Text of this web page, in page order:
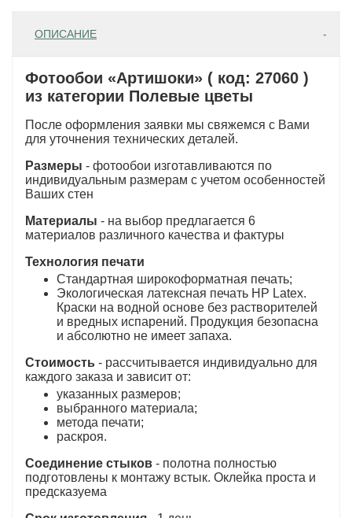
ОПИСАНИЕ
Фотообои «Артишоки» ( код: 27060 )
из категории Полевые цветы
После оформления заявки мы свяжемся с Вами
для уточнения технических деталей.
Размеры - фотообои изготавливаются по
индивидуальным размерам с учетом особенностей
Ваших стен
Материалы - на выбор предлагается 6
материалов различного качества и фактуры
Технология печати
Стандартная широкоформатная печать;
Экологическая латексная печать HP Latex.
Краски на водной основе без растворителей
и вредных испарений. Продукция безопасна
и абсолютно не имеет запаха.
Стоимость - рассчитывается индивидуально для
каждого заказа и зависит от:
указанных размеров;
выбранного материала;
метода печати;
раскроя.
Соединение стыков - полотна полностью
подготовлены к монтажу встык. Оклейка проста и
предсказуема